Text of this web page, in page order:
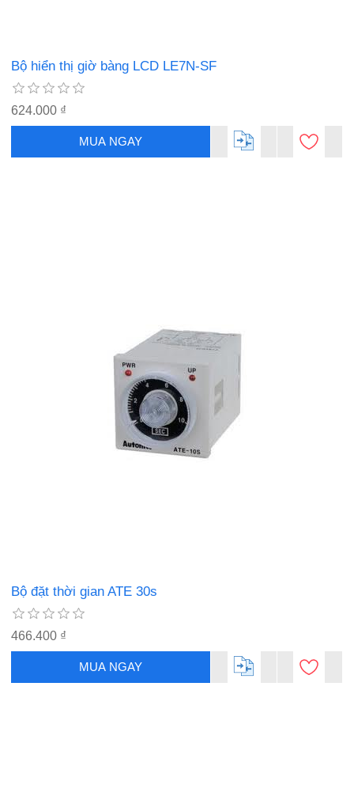
Bộ hiển thị giờ bàng LCD LE7N-SF
624.000 ₫
MUA NGAY
Bộ đặt thời gian ATE 30s
466.400 ₫
MUA NGAY